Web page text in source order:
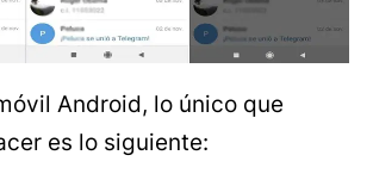
Android, lo único que
es lo siguiente: